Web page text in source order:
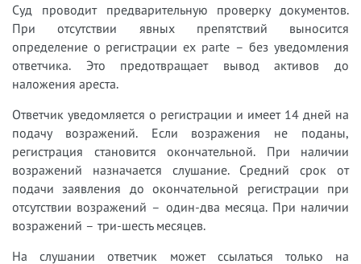
Суд проводит предварительную проверку документов.
При отсутствии явных препятствий выносится
определение о регистрации ex parte – без уведомления
ответчика. Это предотвращает вывод активов до
наложения ареста.
Ответчик уведомляется о регистрации и имеет 14 дней на
подачу возражений. Если возражения не поданы,
регистрация становится окончательной. При наличии
возражений назначается слушание. Средний срок от
подачи заявления до окончательной регистрации при
отсутствии возражений – один-два месяца. При наличии
возражений – три-шесть месяцев.
На слушании ответчик может ссылаться только на